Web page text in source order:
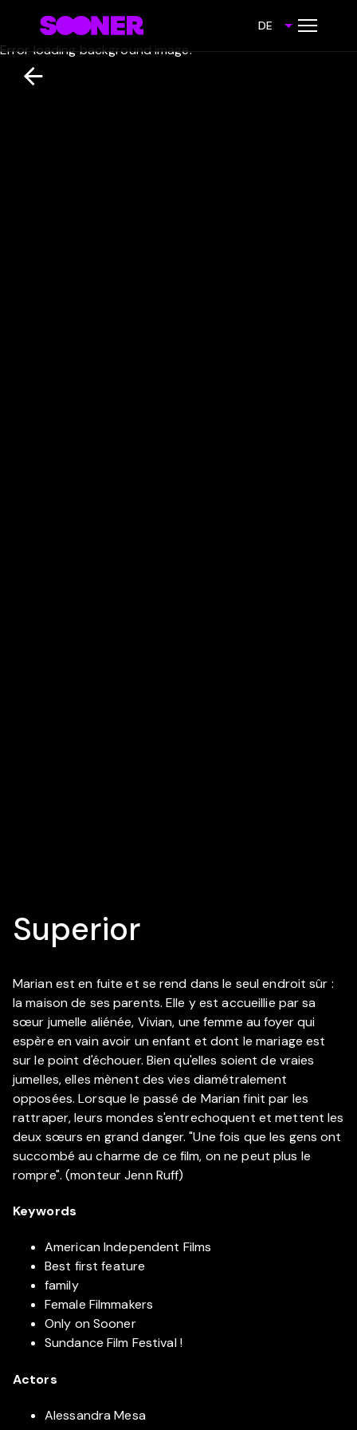
DE
Error loading background image.
Superior
Marian est en fuite et se rend dans le seul endroit sûr :
la maison de ses parents. Elle y est accueillie par sa
sœur jumelle aliénée, Vivian, une femme au foyer qui
espère en vain avoir un enfant et dont le mariage est
sur le point d'échouer. Bien qu'elles soient de vraies
jumelles, elles mènent des vies diamétralement
opposées. Lorsque le passé de Marian finit par les
rattraper, leurs mondes s'entrechoquent et mettent les
deux sœurs en grand danger. "Une fois que les gens ont
succombé au charme de ce film, on ne peut plus le
rompre". (monteur Jenn Ruff)
Keywords
American Independent Films
Best first feature
family
Female Filmmakers
Only on Sooner
Sundance Film Festival !
Actors
Alessandra Mesa